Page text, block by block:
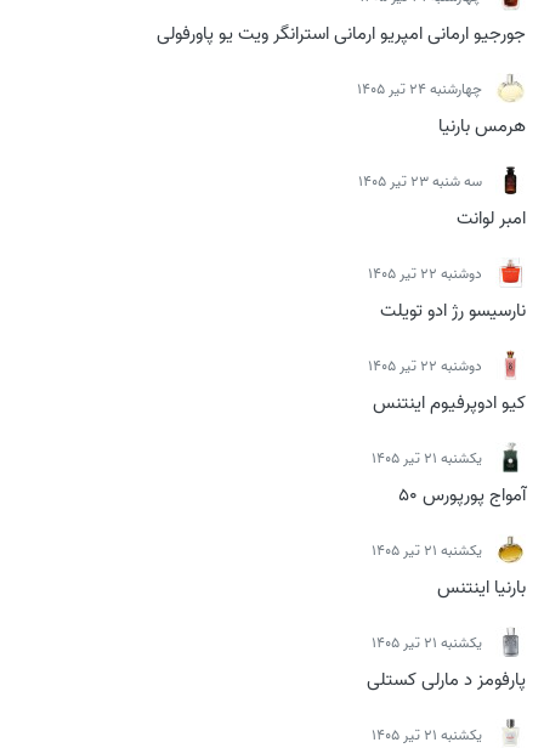
جورجیو ارمانی امپریو ارمانی استرانگر ویت یو پاورفولی
چهارشنبه 24 تیر 1405
هرمس بارنیا
سه شنبه 23 تیر 1405
امبر لوانت
دوشنبه 22 تیر 1405
نارسیسو رژ ادو تویلت
دوشنبه 22 تیر 1405
کیو ادوپرفیوم اینتنس
يكشنبه 21 تیر 1405
آمواج پورپورس 50
يكشنبه 21 تیر 1405
بارنیا اینتنس
يكشنبه 21 تیر 1405
پارفومز د مارلی کستلی
يكشنبه 21 تیر 1405